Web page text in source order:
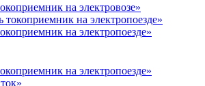
на электровозе»
на электропоезде»
на электропоезде»